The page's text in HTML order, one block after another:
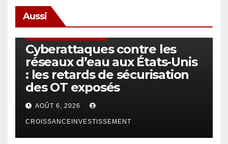
Aussi
Cyberattaques contre les
réseaux d’eau aux États-Unis
: les retards de sécurisation
des OT exposés
AOÛT 6, 2026
CROISSANCEINVESTISSEMENT